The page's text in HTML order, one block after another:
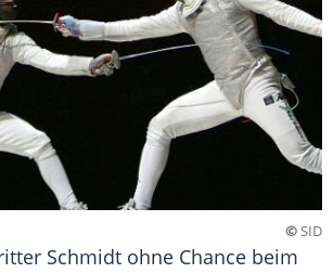
©SID
Schmidt ohne Chance beim